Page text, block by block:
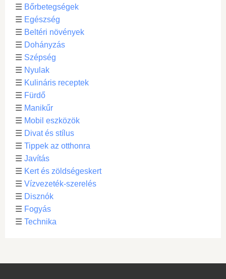
☰ Bőrbetegségek
☰ Egészség
☰ Beltéri növények
☰ Dohányzás
☰ Szépség
☰ Nyulak
☰ Kulináris receptek
☰ Fürdő
☰ Manikűr
☰ Mobil eszközök
☰ Divat és stílus
☰ Tippek az otthonra
☰ Javítás
☰ Kert és zöldségeskert
☰ Vízvezeték-szerelés
☰ Disznók
☰ Fogyás
☰ Technika